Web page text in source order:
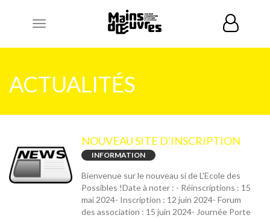
Toggle
ACTUALITÉS
NOUVEAU SITE D'INSCRIPTION
INFORMATION
Bienvenue sur le nouveau si de L'Ecole des
Possibles !Date à noter : - Réinscriptions : 15
mai 2024- Inscription : 12 juin 2024- Forum
des association : 15 juin 2024- Journée Porte